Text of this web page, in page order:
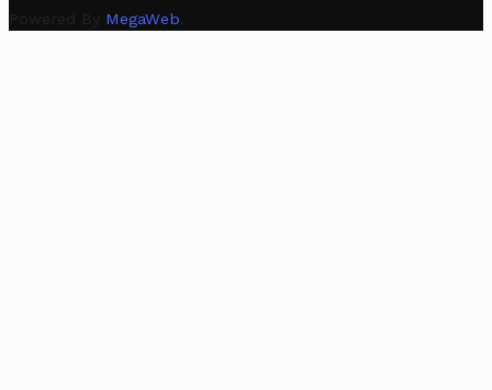
Powered By MegaWeb